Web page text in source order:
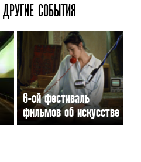
СОБЫТИЯ
6-ой фестиваль
фильмов об искусстве